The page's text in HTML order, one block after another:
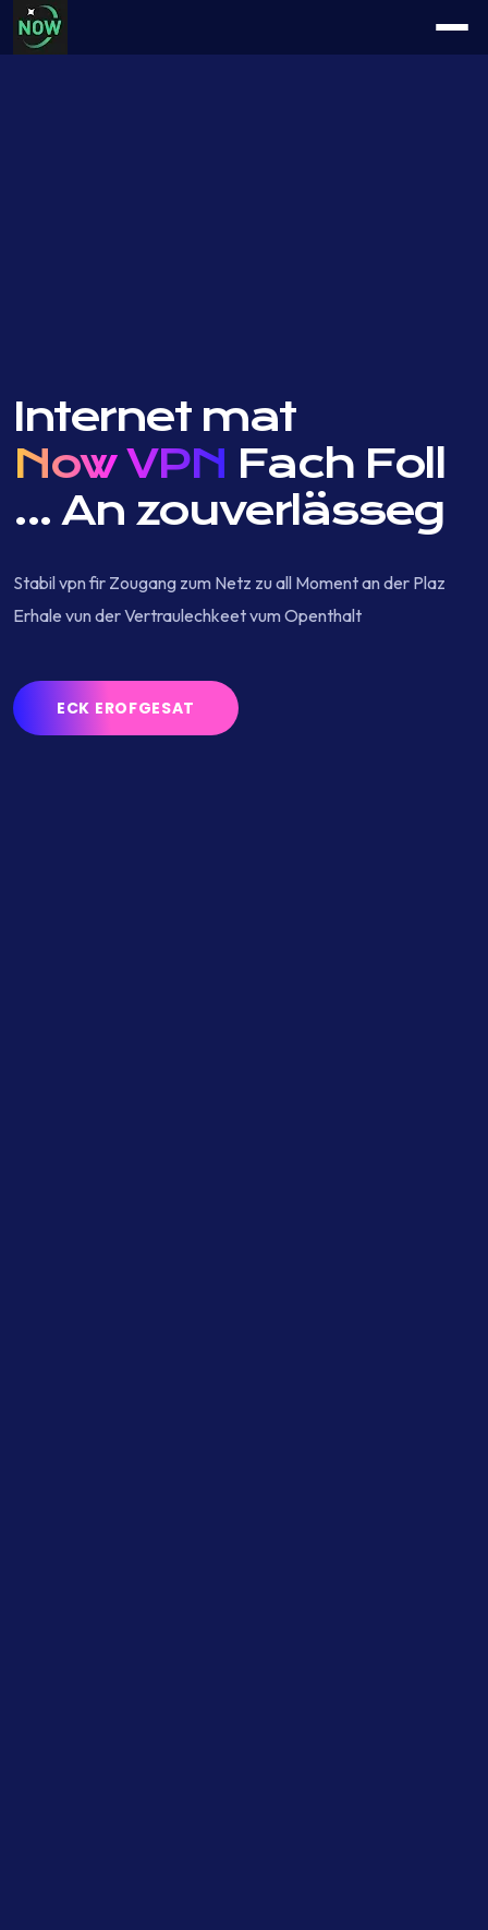
Internet mat
Now VPN Fach Foll
...An zouverlässeg
Stabil vpn fir Zougang zum Netz zu all Moment an der Plaz
Erhale vun der Vertraulechkeet vum Openthalt
ECK EROFGESAT